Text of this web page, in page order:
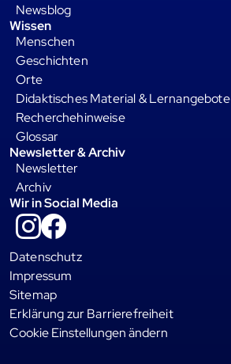
Newsblog
Wissen
Menschen
Geschichten
Orte
Didaktisches Material & Lernangebote
Recherchehinweise
Glossar
Newsletter & Archiv
Newsletter
Archiv
Wir in Social Media
Instagram
Datenschutz
Impressum
Sitemap
Erklärung zur Barrierefreiheit
Cookie Einstellungen ändern